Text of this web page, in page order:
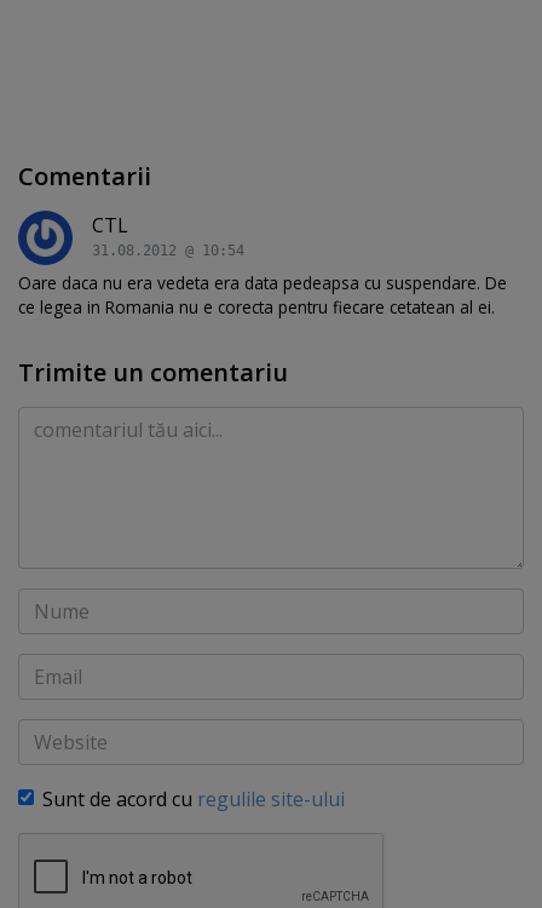
Comentarii
CTL
31.08.2012 @ 10:54
Oare daca nu era vedeta era data pedeapsa cu suspendare. De
ce legea in Romania nu e corecta pentru fiecare cetatean al ei.
Trimite un comentariu
Comentariu
Nume
Email
Website
Sunt de acord cu regulile site-ului